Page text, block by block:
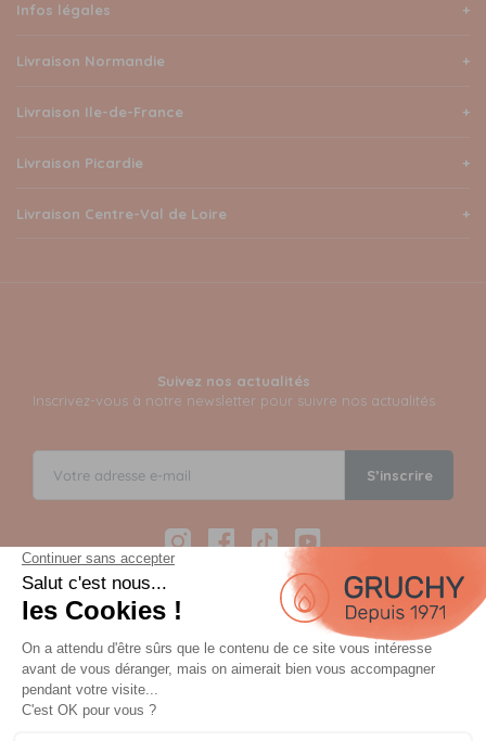
Infos légales
Livraison Normandie
Livraison Ile-de-France
Livraison Picardie
Livraison Centre-Val de Loire
Suivez nos actualités
Inscrivez-vous à notre newsletter pour suivre nos actualités
S’inscrire
InstagramFacebook
TikTokYouTube
Paiement sécurisé en 12 fois avec Alma
Paiement 100% sécurisé par 3D Secure et possible en 3,